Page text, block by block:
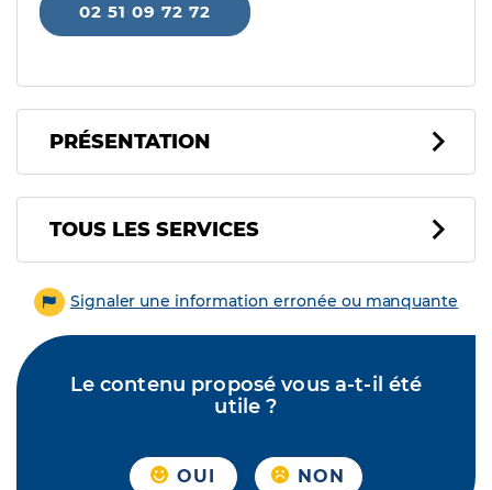
02 51 09 72 72
PRÉSENTATION
Tous les services
TOUS LES SERVICES
Signaler une information erronée ou manquante
Le contenu proposé vous a-t-il été
utile ?
OUI NON